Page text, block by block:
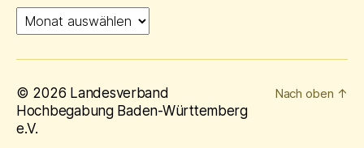
Beitragsarchiv
© 2026 Landesverband
Hochbegabung Baden-Württemberg
e.V.
Nach oben ↑